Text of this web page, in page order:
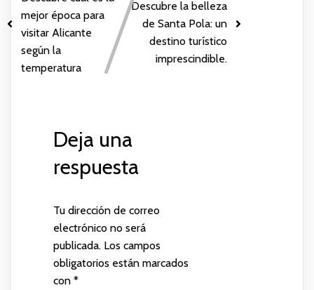
mejor época para
visitar Alicante
según la
temperatura
Descubre la belleza
de Santa Pola: un
destino turístico
imprescindible.
Deja una
respuesta
Tu dirección de correo
electrónico no será
publicada. Los campos
obligatorios están marcados
con *